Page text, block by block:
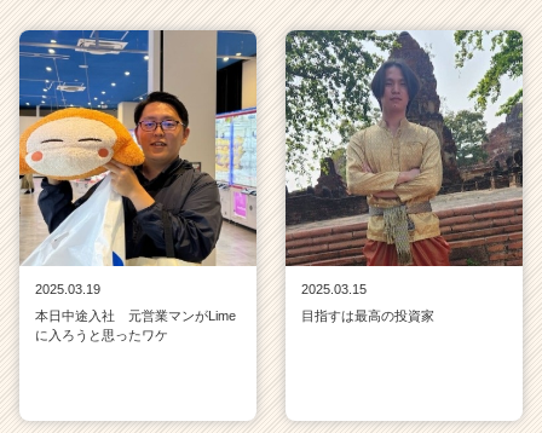
2025.03.19
本日中途入社 元営業マンがLime
に入ろうと思ったワケ
2025.03.15
目指すは最高の投資家